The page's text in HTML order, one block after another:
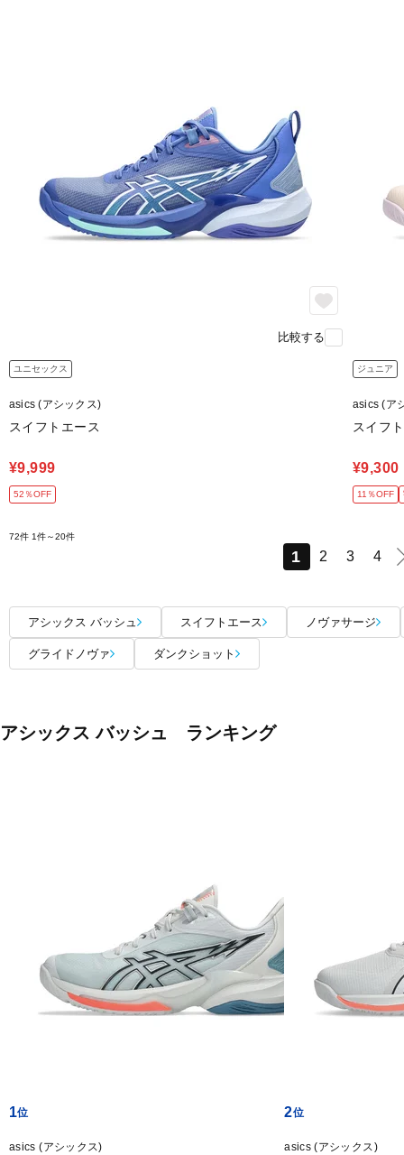
比較する
ユニセックス
asics (アシックス)
スイフトエース
¥9,999
52％OFF
ジュニア
asics (ア
スイフ
¥9,300
11％OFF
72件 1件～20件
1 2 3 4
アシックス バッシュ スイフトエース ノヴァサージ
グライドノヴァ ダンクショット
アシックス バッシュ ランキング
1
asics (アシックス)
2
asics (アシックス)